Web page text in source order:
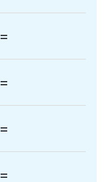
=
=
=
=